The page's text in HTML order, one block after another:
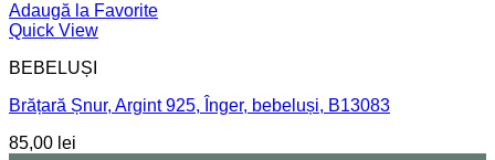
Adaugă la Favorite
Quick View
BEBELUȘI
Brățară Șnur, Argint 925, Înger, bebeluși, B13083
85,00 lei